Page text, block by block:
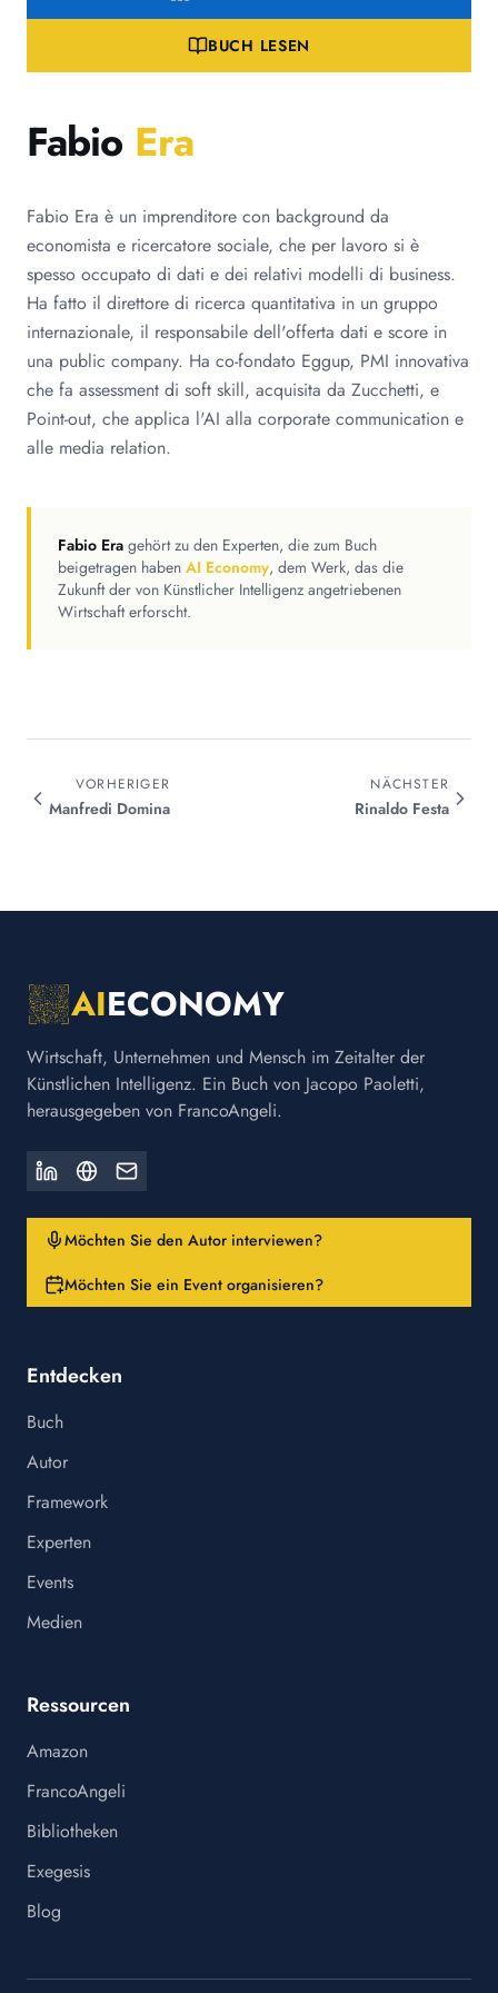
BUCH LESEN
Fabio Era
Fabio Era è un imprenditore con background da
economista e ricercatore sociale, che per lavoro si è
spesso occupato di dati e dei relativi modelli di business.
Ha fatto il direttore di ricerca quantitativa in un gruppo
internazionale, il responsabile dell'offerta dati e score in
una public company. Ha co-fondato Eggup, PMI innovativa
che fa assessment di soft skill, acquisita da Zucchetti, e
Point-out, che applica l'AI alla corporate communication e
alle media relation.
Fabio Era gehört zu den Experten, die zum Buch
beigetragen haben AI Economy, dem Werk, das die
Zukunft der von Künstlicher Intelligenz angetriebenen
Wirtschaft erforscht.
VORHERIGER
Manfredi Domina
NÄCHSTER
Rinaldo Festa
AIECONOMY
Wirtschaft, Unternehmen und Mensch im Zeitalter der
Künstlichen Intelligenz. Ein Buch von Jacopo Paoletti,
herausgegeben von FrancoAngeli.
Möchten Sie den Autor interviewen?
Möchten Sie ein Event organisieren?
Entdecken
Buch
Autor
Framework
Experten
Events
Medien
Ressourcen
Amazon
FrancoAngeli
Bibliotheken
Exegesis
Blog